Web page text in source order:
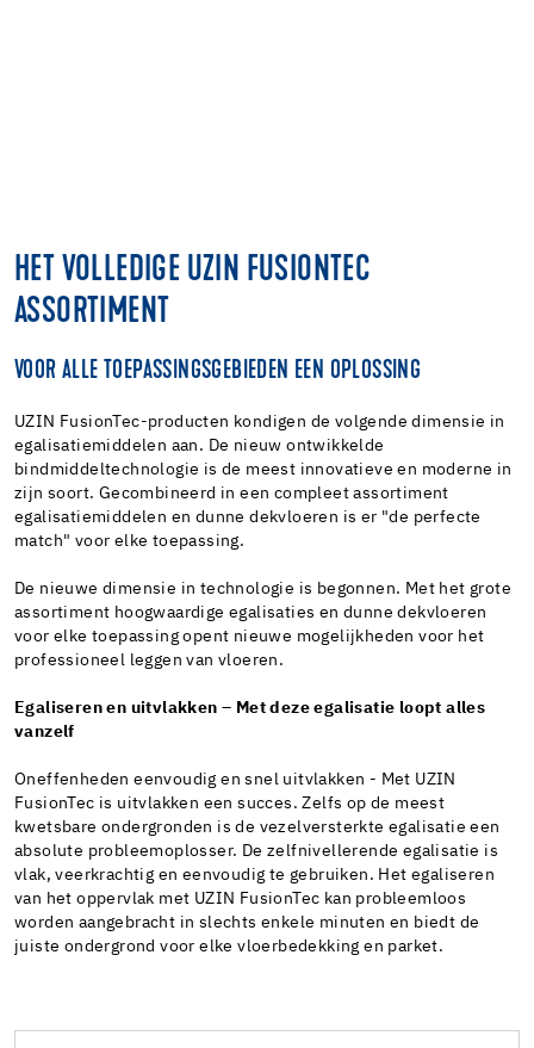
HET VOLLEDIGE UZIN FUSIONTEC
ASSORTIMENT
VOOR ALLE TOEPASSINGSGEBIEDEN EEN OPLOSSING
UZIN FusionTec-producten kondigen de volgende dimensie in
egalisatiemiddelen aan. De nieuw ontwikkelde
bindmiddeltechnologie is de meest innovatieve en moderne in
zijn soort. Gecombineerd in een compleet assortiment
egalisatiemiddelen en dunne dekvloeren is er "de perfecte
match" voor elke toepassing.
De nieuwe dimensie in technologie is begonnen. Met het grote
assortiment hoogwaardige egalisaties en dunne dekvloeren
voor elke toepassing opent nieuwe mogelijkheden voor het
professioneel leggen van vloeren.
Egaliseren en uitvlakken – Met deze egalisatie loopt alles
vanzelf
Oneffenheden eenvoudig en snel uitvlakken - Met UZIN
FusionTec is uitvlakken een succes. Zelfs op de meest
kwetsbare ondergronden is de vezelversterkte egalisatie een
absolute probleemoplosser. De zelfnivellerende egalisatie is
vlak, veerkrachtig en eenvoudig te gebruiken. Het egaliseren
van het oppervlak met UZIN FusionTec kan probleemloos
worden aangebracht in slechts enkele minuten en biedt de
juiste ondergrond voor elke vloerbedekking en parket.